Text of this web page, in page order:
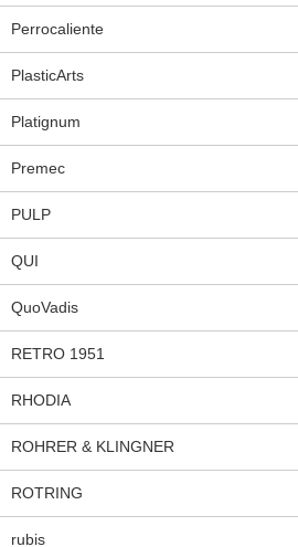
Perrocaliente
PlasticArts
Platignum
Premec
PULP
QUI
QuoVadis
RETRO 1951
RHODIA
ROHRER & KLINGNER
ROTRING
rubis